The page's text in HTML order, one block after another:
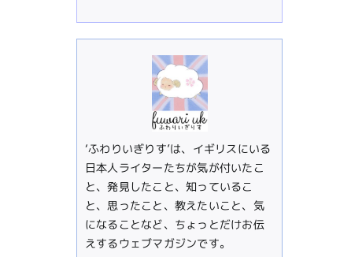
‘ふわりいぎりす’は、イギリスにいる
日本人ライターたちが気が付いたこ
と、発見したこと、知っているこ
と、思ったこと、教えたいこと、気
になることなど、ちょっとだけお伝
えするウェブマガジンです。